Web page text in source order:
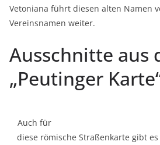
Vetoniana führt diesen alten Namen
Vereinsnamen weiter.
Ausschnitte aus
„Peutinger
Auch für
diese römische Straßenkarte gibt